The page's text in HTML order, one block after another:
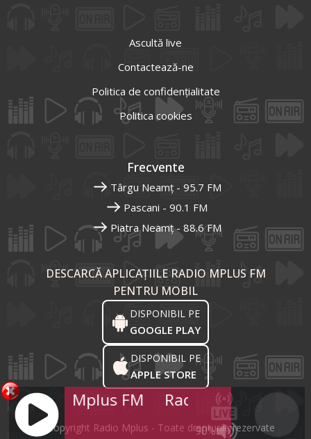
Ascultă live
Contactează-ne
Politica de confidențialitate
Politica cookies
Frecvente
Târgu Neamț - 95.7 FM
Pascani - 90.1 FM
Piatra Neamț - 88.6 FM
DESCARCĂ APLICAȚIILE RADIO MPLUS FM
PENTRU MOBIL
DISPONIBIL PE
GOOGLE PLAY
DISPONIBIL PE
APPLE STORE
© Copyright Radio Mplus - Toate drepturile rezervate
90%
Radio Mplus FM Radio Mplus FM